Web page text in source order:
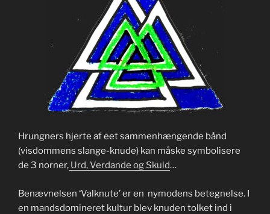
Hrungners hjerte af eet sammenhængende bånd
(visdommens slange-knude) kan måske symbolisere
de 3 norner, Urd, Verdande og Skuld…
Benævnelsen ‘Valknute’ er en nymodens betegnelse. I
en mandsdomineret kultur blev knuden tolket ind i